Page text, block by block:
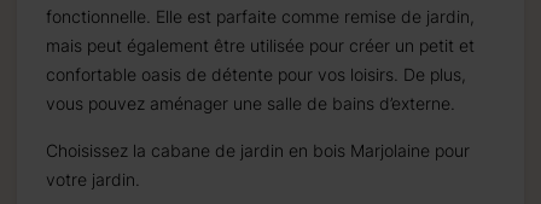
fonctionnelle. Elle est parfaite comme remise de jardin,
mais peut également être utilisée pour créer un petit et
confortable oasis de détente pour vos loisirs. De plus,
vous pouvez aménager une salle de bains d’externe.
Choisissez la cabane de jardin en bois Marjolaine pour
votre jardin.